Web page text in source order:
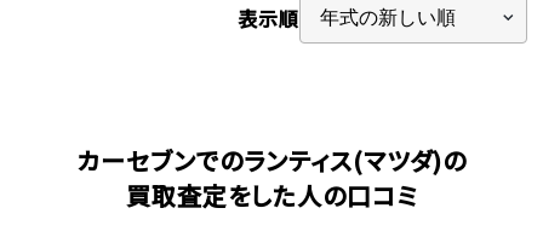
表示順
カーセブンでのランティス(マツダ)の
買取査定をした人の口コミ